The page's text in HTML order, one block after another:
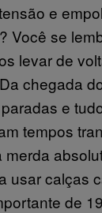
e
Você se
levar de
chegada
e
tempos
usar calças
de